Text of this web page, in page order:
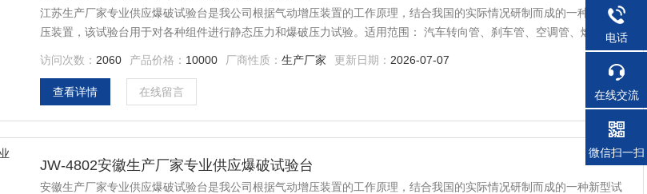
江苏生产厂家专业供应爆破试验台是我公司根据气动增压装置的工作原理，结合我国的实际情况研制而成的一种新型试
压装置，该试验台用于对各种组件进行静态压力和爆破压力试验。适用范围： 汽车转向管、刹车管、空调管、燃油管、
冷却水管、散热器、 暖风软管、液压设备、冷凝器、蒸发器、空调滤芯器软管、涡轮增压系统软管、汽车刹车泵、阀
访问次数： 2060 产品价格： 10000 厂商性质： 生产厂家 更新日期： 2026-07-07
查看详情 在线留言
JW-4802安徽生产厂家专业供应爆破试验台
安徽生产厂家专业供应爆破试验台是我公司根据气动增压装置的工作原理，结合我国的实际情况研制而成的一种新型试
电话
在线交流
微信扫一扫